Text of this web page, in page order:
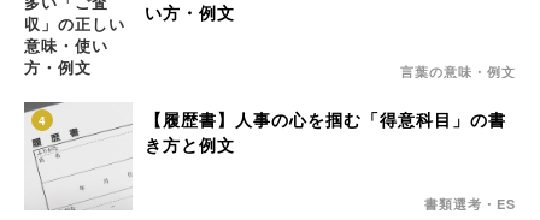
い方・例文
言葉の意味・例文
4
【履歴書】人事の心を掴む「得意科目」の書
き方と例文
書類選考・ES